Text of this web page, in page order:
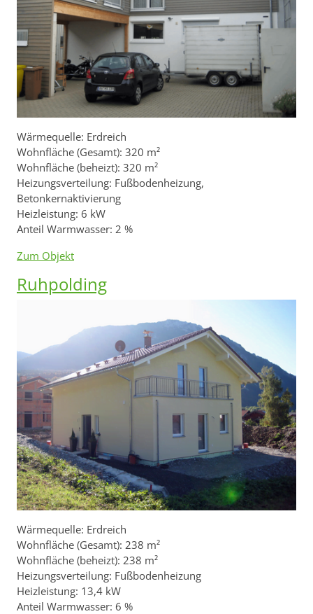
Wärmequelle: Erdreich
Wohnfläche (Gesamt): 320 m²
Wohnfläche (beheizt): 320 m²
Heizungsverteilung: Fußbodenheizung,
Betonkernaktivierung
Heizleistung: 6 kW
Anteil Warmwasser: 2 %
Zum Objekt
Ruhpolding
Wärmequelle: Erdreich
Wohnfläche (Gesamt): 238 m²
Wohnfläche (beheizt): 238 m²
Heizungsverteilung: Fußbodenheizung
Heizleistung: 13,4 kW
Anteil Warmwasser: 6 %